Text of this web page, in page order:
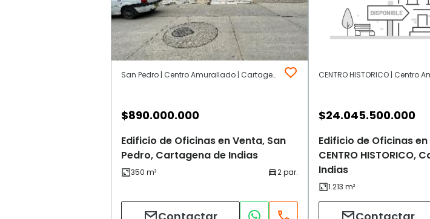
San Pedro | Centro Amurallado | Cartagena de Indias
$890.000.000
Edificio de Oficinas en Venta, San
Pedro, Cartagena de Indias
$24.045.500.000
Edificio de Oficinas
CENTRO HISTORICO,
Indias